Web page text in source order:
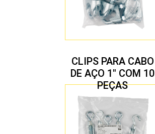
CLIPS PARA CABO
DE AÇO 1″ COM 10
PEÇAS